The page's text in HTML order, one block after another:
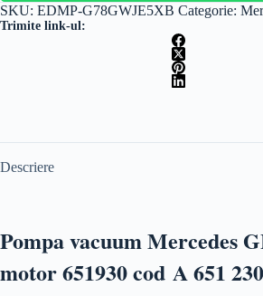
SKU: EDMP-G78GWJE5XB Categorie:
Trimite link-ul:
Descriere
Pompa vacuum Mercedes
motor 651930 cod A 651